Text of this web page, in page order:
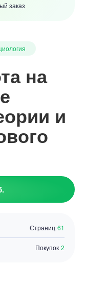
заказ
на
и
Страниц 61
Покупок 2